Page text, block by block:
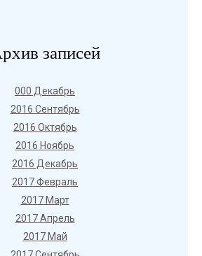
записей
000 Декабрь
2016 Сентябрь
2016 Октябрь
2016 Ноябрь
2016 Декабрь
2017 Февраль
2017 Март
2017 Апрель
2017 Май